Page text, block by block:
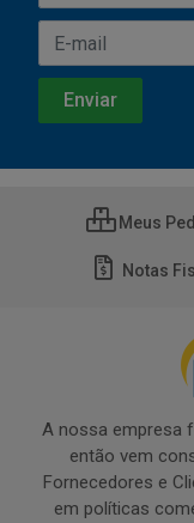
Meus
Notas
A nossa empresa
então vem
Fornecedores e
em políticas